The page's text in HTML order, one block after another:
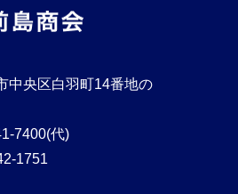
中央区白羽町14番地の
7400(代)
1751